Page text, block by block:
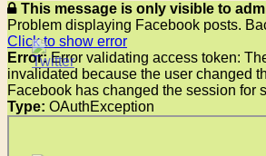
This message is only visible to
Problem displaying Facebook posts.
Click to show error
Error:Error validating access token:
invalidated because the user changed
Facebook has changed the session for
Type: OAuthException